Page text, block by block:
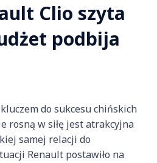
Clio szyta
podbija
do sukcesu chińskich
rosną w siłę jest atrakcyjna
samej relacji do
Renault postawiło na